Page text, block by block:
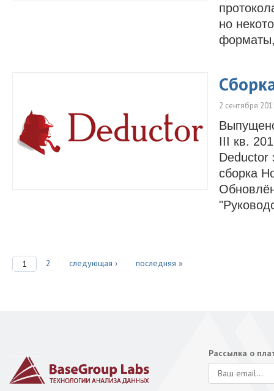
но
2 сентября
III кв.
Deductor
сборка
1 2 следующая › последняя »
Рассылка о